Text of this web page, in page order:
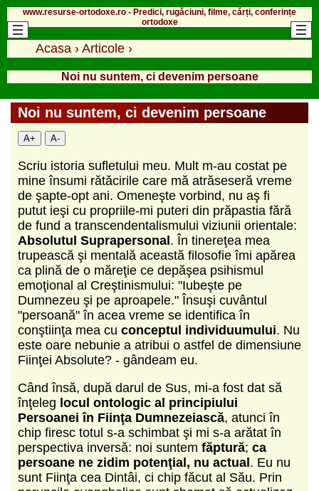
www.resurse-ortodoxe.ro - Predici, rugăciuni, filme, cărți, conferințe
ortodoxe
Acasa › Articole ›
Noi nu suntem, ci devenim persoane
Noi nu suntem, ci devenim persoane
A+ A-
Scriu istoria sufletului meu. Mult m-au costat pe
mine însumi rătăcirile care mă atrăseseră vreme
de şapte-opt ani. Omeneşte vorbind, nu aş fi
putut ieşi cu propriile-mi puteri din prăpastia fără
de fund a transcendentalismului viziunii orientale:
Absolutul Suprapersonal. În tinereţea mea
trupească şi mentală această filosofie îmi apărea
ca plină de o măreţie ce depăşea psihismul
emoţional al Creştinismului: "Iubeşte pe
Dumnezeu şi pe aproapele." Însuşi cuvântul
"persoană" în acea vreme se identifica în
conştiinţa mea cu conceptul individuumului. Nu
este oare nebunie a atribui o astfel de dimensiune
Fiinţei Absolute? - gândeam eu.
Când însă, după darul de Sus, mi-a fost dat să
înţeleg locul ontologic al principiului
Persoanei în Fiinţa Dumnezeiască, atunci în
chip firesc totul s-a schimbat şi mi s-a arătat în
perspectiva inversă: noi suntem făptură; ca
persoane ne zidim potenţial, nu actual. Eu nu
sunt Fiinţa cea Dintâi, ci chip făcut al Său. Prin